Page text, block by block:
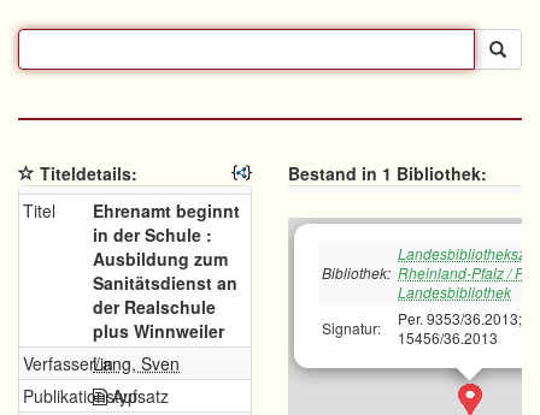
Titeldetails:
Titel
Ehrenamt beginnt
in der Schule :
Ausbildung zum
Sanitätsdienst an
der Realschule
plus Winnweiler
Verfasser/inLang, Sven
PublikationstypAufsatz
Bestand in 1 Bibliothek:
Bibliothek: Rheinland-Pfalz /
Landesbibliothek
Signatur:
Per. 9353/
15456/36.2013